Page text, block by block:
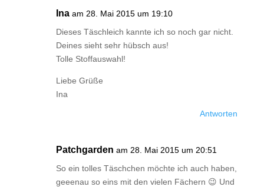
Ina am 28. Mai 2015 um 19:10
Dieses Täschleich kannte ich so noch gar nicht.
Deines sieht sehr hübsch aus!
Tolle Stoffauswahl!
Liebe Grüße
Ina
Antworten
Patchgarden am 28. Mai 2015 um 20:51
So ein tolles Täschchen möchte ich auch haben,
geeenau so eins mit den vielen Fächern 😉 Und